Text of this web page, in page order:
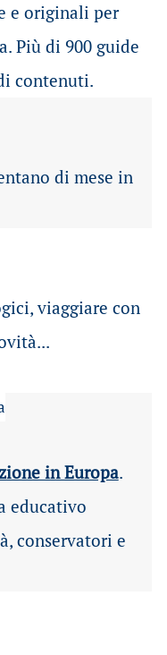
e originali per
Più di 900 guide
contenuti.
di mese in
viaggiare con
in Europa.
educativo
conservatori e